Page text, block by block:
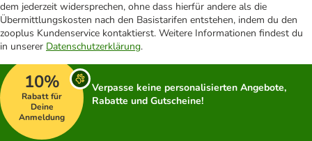
dem jederzeit widersprechen, ohne dass hierfür andere als die
Übermittlungskosten nach den Basistarifen entstehen, indem du den
zooplus Kundenservice kontaktierst. Weitere Informationen findest du
in unserer Datenschutzerklärung.
10%
Rabatt für
Deine
Anmeldung
Verpasse keine personalisierten Angebote,
Rabatte und Gutscheine!